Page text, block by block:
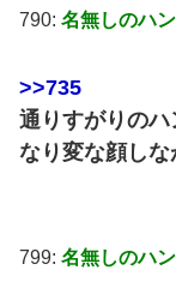
790: 名無しのハ
>>735
通りすがりの
なり変な顔しな
799: 名無しのハ